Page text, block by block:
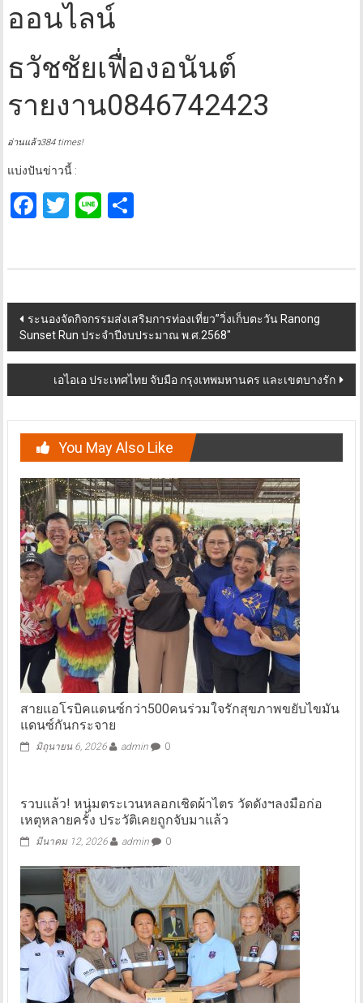
ออนไลน์
ธวัชชัยเฟื่องอนันต์
รายงาน0846742423
อ่านแล้ว384 times!
แบ่งปันข่าวนี้ :
Facebook
Twitter
LineShare
Post
navigation
ระนองจัดกิจกรรมส่งเสริมการท่องเที่ยว”วิ่งเก็บตะวัน Ranong
Sunset Run ประจำปีงบประมาณ พ.ศ.2568″
เอไอเอ ประเทศไทย จับมือ กรุงเทพมหานคร และเขตบางรัก
You May Also Like
สายแอโรบิคแดนซ์กว่า500คนร่วมใจรักสุขภาพขยับไขมัน
แดนซ์กันกระจาย
มิถุนายน 6, 2026 admin 0
รวบแล้ว! หนุ่มตระเวนหลอกเชิดผ้าไตร วัดดังฯลงมือก่อ
เหตุหลายครั้ง ประวัติเคยถูกจับมาแล้ว
มีนาคม 12, 2026 admin 0